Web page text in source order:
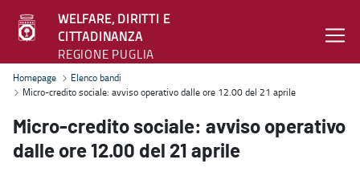
WELFARE, DIRITTI E
CITTADINANZA
REGIONE PUGLIA
Micro-credito sociale: avviso operativo dalle ore 12.00 del 21
Homepage
Elenco bandi
Micro-credito sociale: avviso operativo dalle ore 12.00 del 21 aprile
Micro-credito sociale: avviso operativo
dalle ore 12.00 del 21 aprile